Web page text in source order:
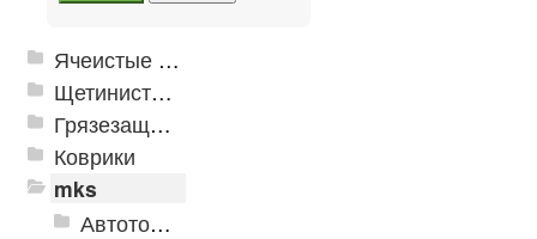
Ячеистые грязезащитные покрытия
Щетинистые покрытия
Грязезащитные, влаговпитывающие покрытия
Коврики
mks
Автотовары